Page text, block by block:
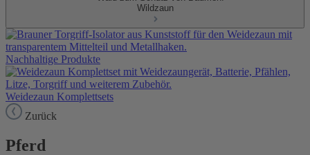
Wildzaun
Nachhaltige Produkte
Weidezaun Komplettsets
Zurück
Pferd